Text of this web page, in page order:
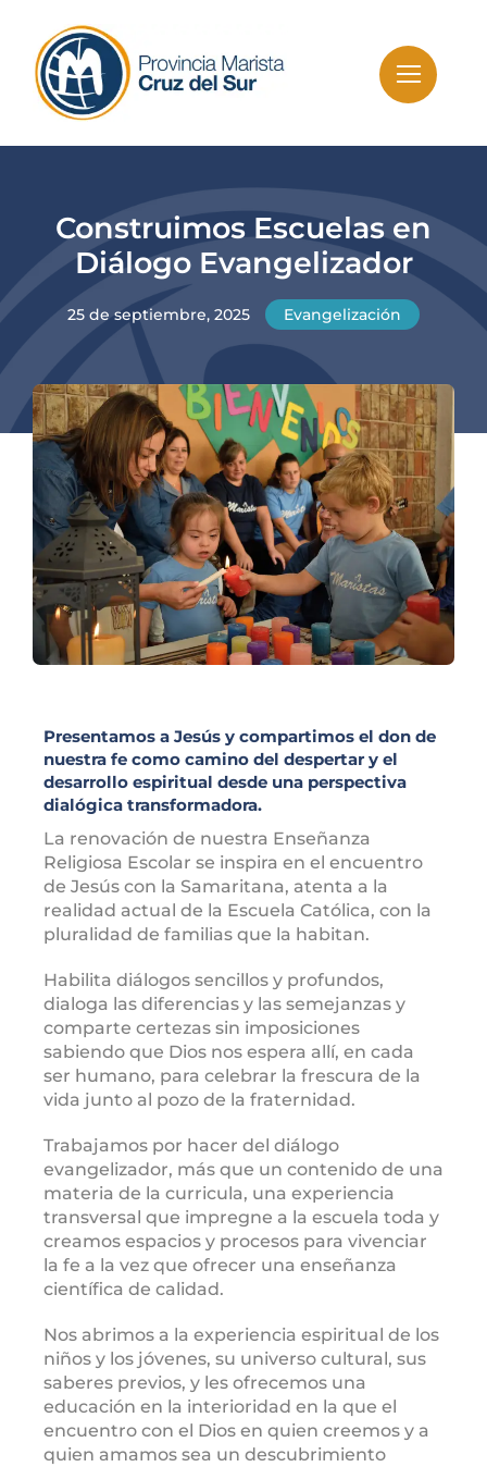
content
Construimos Escuelas en
Diálogo Evangelizador
25 de septiembre, 2025 Evangelización
Presentamos a Jesús y compartimos el don de
nuestra fe como camino del despertar y el
desarrollo espiritual desde una perspectiva
dialógica transformadora.
La renovación de nuestra Enseñanza
Religiosa Escolar se inspira en el encuentro
de Jesús con la Samaritana, atenta a la
realidad actual de la Escuela Católica, con la
pluralidad de familias que la habitan.
Habilita diálogos sencillos y profundos,
dialoga las diferencias y las semejanzas y
comparte certezas sin imposiciones
sabiendo que Dios nos espera allí, en cada
ser humano, para celebrar la frescura de la
vida junto al pozo de la fraternidad.
Trabajamos por hacer del diálogo
evangelizador, más que un contenido de una
materia de la curricula, una experiencia
transversal que impregne a la escuela toda y
creamos espacios y procesos para vivenciar
la fe a la vez que ofrecer una enseñanza
científica de calidad.
Nos abrimos a la experiencia espiritual de los
niños y los jóvenes, su universo cultural, sus
saberes previos, y les ofrecemos una
educación en la interioridad en la que el
encuentro con el Dios en quien creemos y a
quien amamos sea un descubrimiento